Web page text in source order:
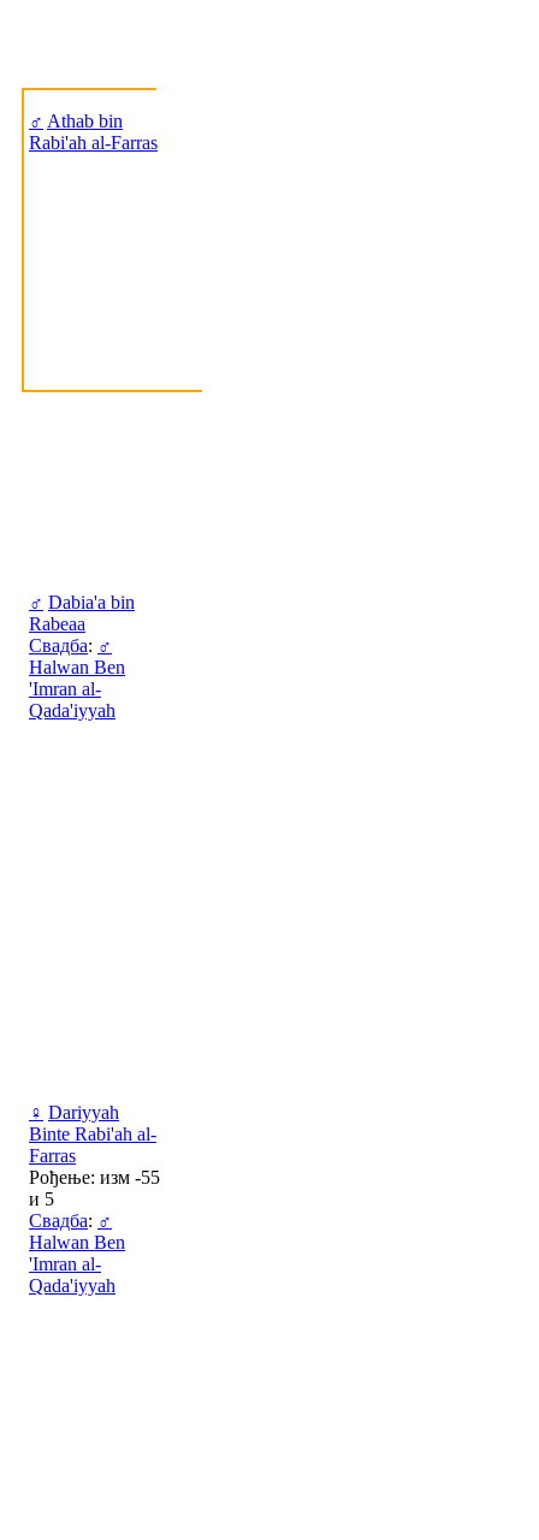
♂ Athab bin
Rabi'ah al-Farras
♂ Dabia'a bin
Rabeaa
Свадба: ♂
Halwan Ben
'Imran al-
Qada'iyyah
♀ Dariyyah
Binte Rabi'ah al-
Farras
Рођење: изм -55
и 5
Свадба: ♂
Halwan Ben
'Imran al-
Qada'iyyah